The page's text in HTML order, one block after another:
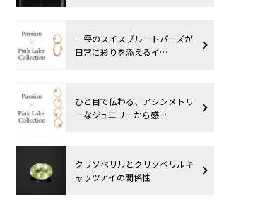
一雫のスイスブルートパーズが
日常に彩りを添えるイ…
ひと目で伝わる、アシンメトリ
ーなジュエリーから感…
クリソベリルとクリソベリルキ
ャッツアイの関係性